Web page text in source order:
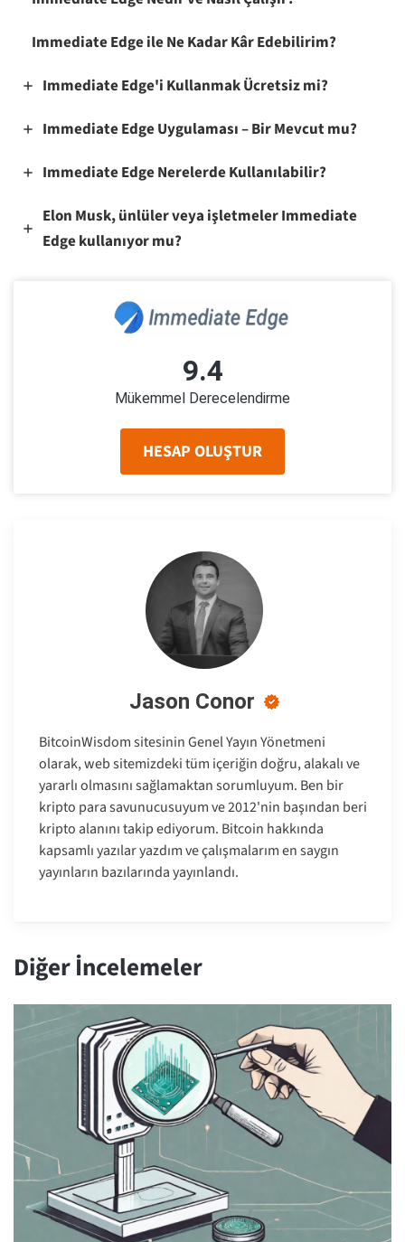
Immediate Edge ile Ne Kadar Kâr Edebilirim?
Immediate Edge'i Kullanmak Ücretsiz mi?
Immediate Edge Uygulaması – Bir Mevcut mu?
Immediate Edge Nerelerde Kullanılabilir?
Elon Musk, ünlüler veya işletmeler Immediate
Edge kullanıyor mu?
9.4
Mükemmel Derecelendirme
HESAP OLUŞTUR
Jason Conor
BitcoinWisdom sitesinin Genel Yayın Yönetmeni
olarak, web sitemizdeki tüm içeriğin doğru, alakalı ve
yararlı olmasını sağlamaktan sorumluyum. Ben bir
kripto para savunucusuyum ve 2012'nin başından beri
kripto alanını takip ediyorum. Bitcoin hakkında
kapsamlı yazılar yazdım ve çalışmalarım en saygın
yayınların bazılarında yayınlandı.
Diğer İncelemeler